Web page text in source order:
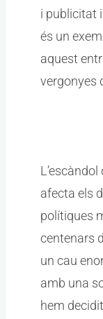
i publicitat
és un
aquest
vergonyes
afecta els
polítiques
centenars
un cau
amb una
hem